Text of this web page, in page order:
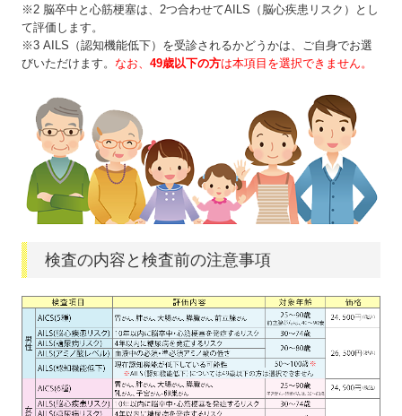
※2 脳卒中と⼼筋梗塞は、2つ合わせてAILS（脳⼼疾患リスク）とし
て評価します。
※3 AILS（認知機能低下）を受診されるかどうかは、ご自身でお選
びいただけます。なお、49歳以下の方は本項目を選択できません。
検査の内容と検査前の注意事項